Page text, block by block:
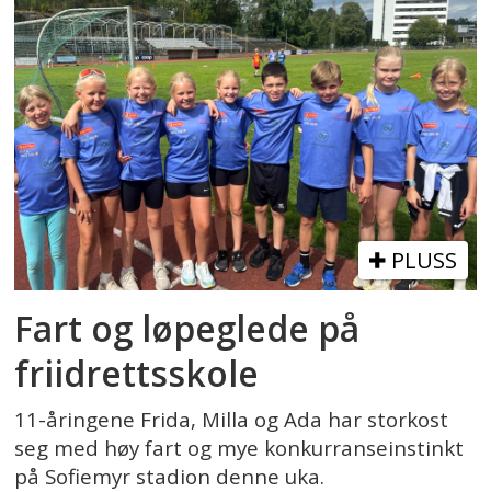
PLUSS
Fart og løpeglede på
friidrettsskole
11-åringene Frida, Milla og Ada har storkost
seg med høy fart og mye konkurranseinstinkt
på Sofiemyr stadion denne uka.